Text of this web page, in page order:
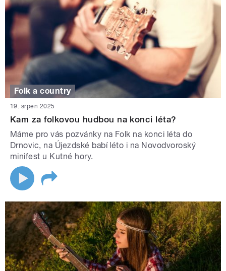
Folk a country
19. srpen 2025
Kam za folkovou hudbou na konci léta?
Máme pro vás pozvánky na Folk na konci léta do
Drnovic, na Újezdské babí léto i na Novodvoroský
minifest u Kutné hory.